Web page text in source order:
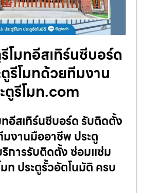
โมทอีสเทิร์นซีบอร์ด
รีโมทด้วยทีมงาน
ตูรีโมท.com
อีสเทิร์นซีบอร์ด รับติดตั้ง
งานมืออาชีพ ประตู
การรับติดตั้ง ซ่อมแซ่ม
ท ประตูรั้วอัตโนมัติ ครบ